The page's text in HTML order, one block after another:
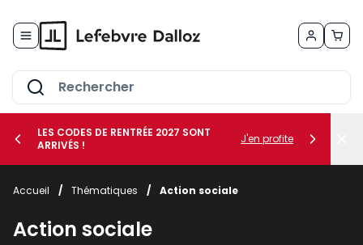
le sous-menu Vos métiers
le sous-menu Vos besoins
LES CODES DE RENTRÉE 2027 SONT
ARRIVÉS !
J'en profite
Accueil / Thématiques / Action sociale
Action sociale